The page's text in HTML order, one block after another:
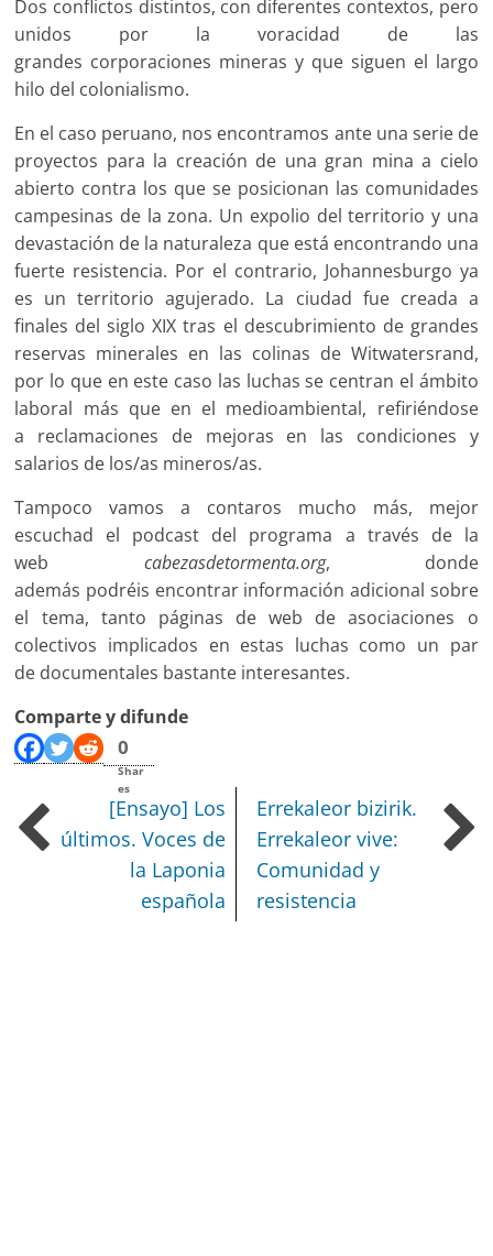
Dos conflictos distintos, con diferentes contextos, pero
unidos por la voracidad de las
grandes corporaciones mineras y que siguen el largo
hilo del colonialismo.
En el caso peruano, nos encontramos ante una serie de
proyectos para la creación de una gran mina a cielo
abierto contra los que se posicionan las comunidades
campesinas de la zona. Un expolio del territorio y una
devastación de la naturaleza que está encontrando una
fuerte resistencia. Por el contrario, Johannesburgo ya
es un territorio agujerado. La ciudad fue creada a
finales del siglo XIX tras el descubrimiento de grandes
reservas minerales en las colinas de Witwatersrand,
por lo que en este caso las luchas se centran el ámbito
laboral más que en el medioambiental, refiriéndose
a reclamaciones de mejoras en las condiciones y
salarios de los/as mineros/as.
Tampoco vamos a contaros mucho más, mejor
escuchad el podcast del programa a través de la
web cabezasdetormenta.org, donde
además podréis encontrar información adicional sobre
el tema, tanto páginas de web de asociaciones o
colectivos implicados en estas luchas como un par
de documentales bastante interesantes.
Comparte y difunde
0
Shar
es
[Ensayo] Los
últimos. Voces de
la Laponia
española
Errekaleor bizirik.
Errekaleor vive:
Comunidad y
resistencia